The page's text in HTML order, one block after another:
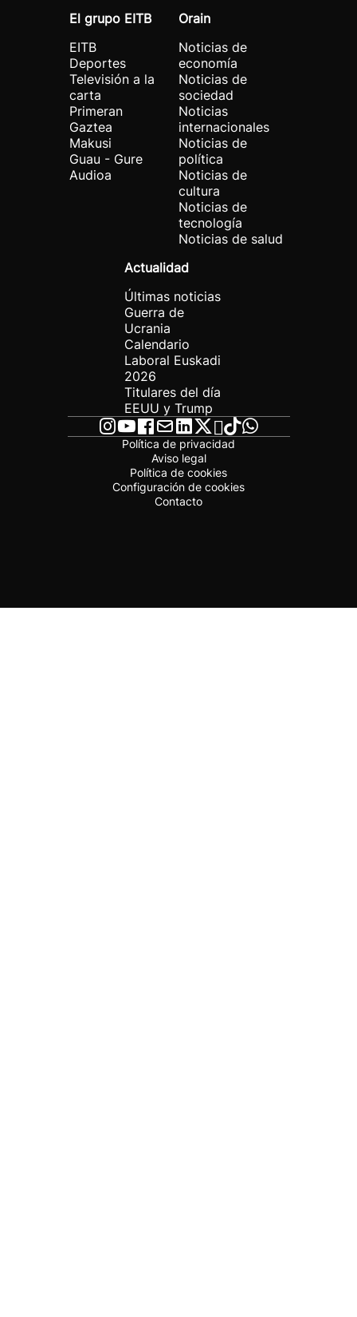
El grupo EITB
EITB
Deportes
Televisión a la
carta
Primeran
Gaztea
Makusi
Guau - Gure
Audioa
Orain
Noticias de
economía
Noticias de
sociedad
Noticias
internacionales
Noticias de
política
Noticias de
cultura
Noticias de
tecnología
Noticias de salud
Actualidad
Últimas noticias
Guerra de
Ucrania
Calendario
Laboral Euskadi
2026
Titulares del día
EEUU y Trump
Política de privacidad
Aviso legal
Política de cookies
Configuración de cookies
Contacto